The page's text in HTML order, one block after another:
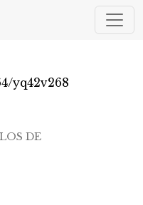
académico
DE
yq42v268